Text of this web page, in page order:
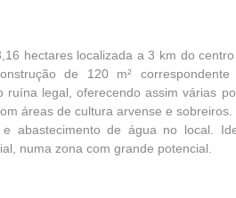
hectares localizada a 3 km do
de 120 m²
ruína legal, oferecendo assim várias
áreas de cultura arvense e
abastecimento de água no local.
numa zona com grande potencial.